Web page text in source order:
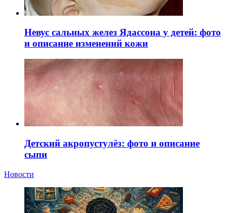
Невус сальных желез Ядассона у детей: фото
и описание изменений кожи
Детский акропустулёз: фото и описание
сыпи
Новости